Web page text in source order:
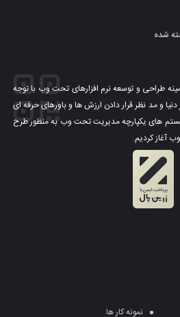
شده
را در زمینه طراحی و توسعه نرم افزارهای تحت وب با توجه
و مد نظر قرار دادن ارزش ها و باورهای حرفه ای
های یکپارچه مدیریت تحت وب به منظور طرح
آغاز کردیم.
نمونه کار ها